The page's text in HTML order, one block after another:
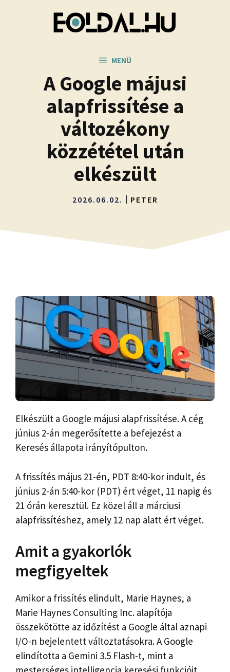
MENÜ
A Google májusi
alapfrissítése a
változékony
közzététel után
elkészült
2026.06.02. PETER
Elkészült a Google májusi alapfrissítése. A cég
június 2-án megerősítette a befejezést a
Keresés állapota irányítópulton.
A frissítés május 21-én, PDT 8:40-kor indult, és
június 2-án 5:40-kor (PDT) ért véget, 11 napig és
21 órán keresztül. Ez közel áll a márciusi
alapfrissítéshez, amely 12 nap alatt ért véget.
Amit a gyakorlók
megfigyeltek
Amikor a frissítés elindult, Marie Haynes, a
Marie Haynes Consulting Inc. alapítója
összekötötte az időzítést a Google által aznapi
I/O-n bejelentett változtatásokra. A Google
elindította a Gemini 3.5 Flash-t, mint a